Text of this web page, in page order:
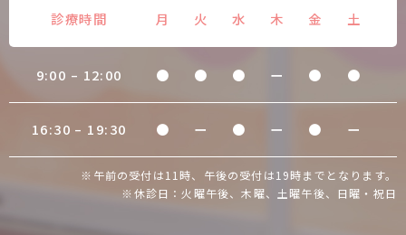
診療時間 月 火 水 木 金 土
9:00 – 12:00 ● ● ● ー ● ●
16:30 – 19:30 ● ー ● ー ● ー
※午前の受付は11時、午後の受付は19時までとなります。
※休診日：火曜午後、木曜、土曜午後、日曜・祝日